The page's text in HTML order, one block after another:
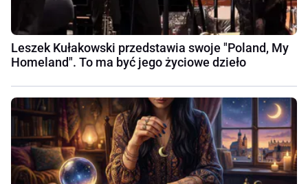
Leszek Kułakowski przedstawia swoje "Poland, My
Homeland". To ma być jego życiowe dzieło